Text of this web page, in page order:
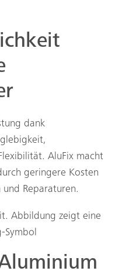
dank
AluFix macht
geringere Kosten
Reparaturen.